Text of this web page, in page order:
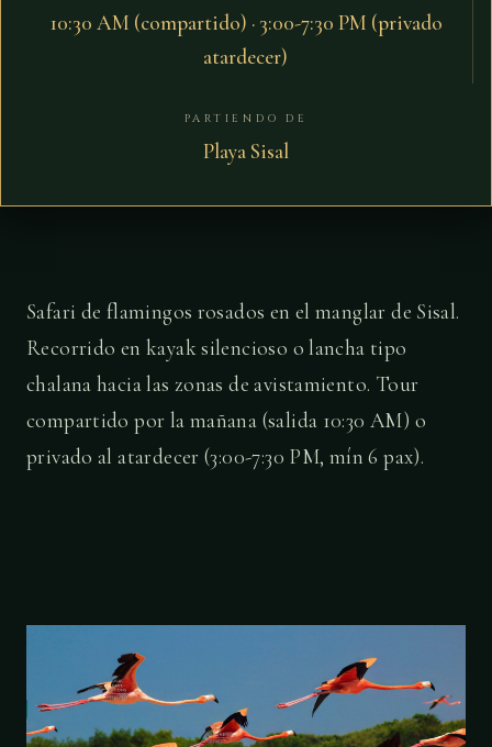
10:30 AM (compartido) · 3:00-7:30 PM (privado
atardecer)
PARTIENDO DE
Playa Sisal
Safari de flamingos rosados en el manglar de Sisal.
Recorrido en kayak silencioso o lancha tipo
chalana hacia las zonas de avistamiento. Tour
compartido por la mañana (salida 10:30 AM) o
privado al atardecer (3:00-7:30 PM, mín 6 pax).